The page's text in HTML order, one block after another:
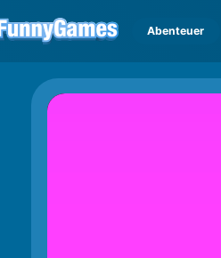
Abenteuer